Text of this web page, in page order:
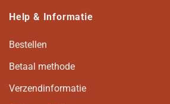
Help & Informatie
Bestellen
Betaal methode
Verzendinformatie